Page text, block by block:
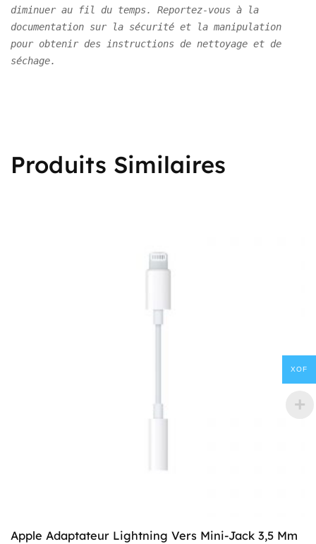
diminuer au fil du temps. Reportez-vous à la
documentation sur la sécurité et la manipulation
pour obtenir des instructions de nettoyage et de
séchage.
Produits Similaires
Apple Adaptateur Lightning Vers Mini-Jack 3,5 Mm
XOF